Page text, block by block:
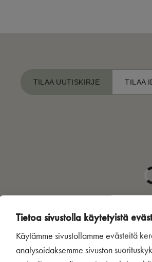
Tietoa sivustolla käytetyistä
Käytämme sivustollamme evästeitä
analysoidaksemme sivuston
TILAA UUTISKIRJE TILAA